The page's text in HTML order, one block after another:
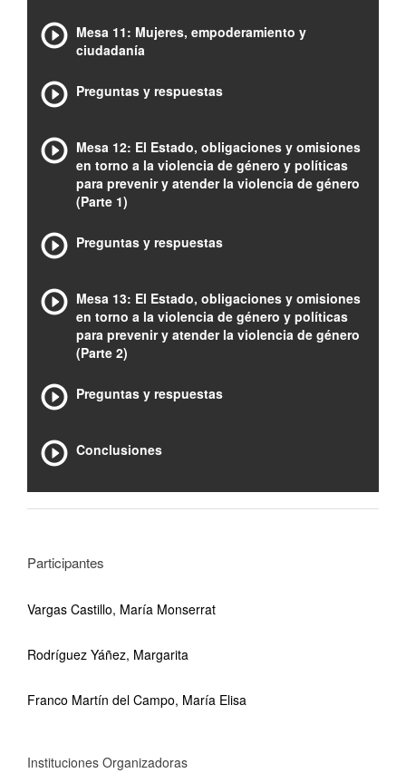
Mesa 11: Mujeres, empoderamiento y
ciudadanía
Preguntas y respuestas
Mesa 12: El Estado, obligaciones y omisiones
en torno a la violencia de género y políticas
para prevenir y atender la violencia de género
(Parte 1)
Preguntas y respuestas
Mesa 13: El Estado, obligaciones y omisiones
en torno a la violencia de género y políticas
para prevenir y atender la violencia de género
(Parte 2)
Preguntas y respuestas
Conclusiones
Participantes
Vargas Castillo, María Monserrat
Rodríguez Yáñez, Margarita
Franco Martín del Campo, María Elisa
Instituciones Organizadoras